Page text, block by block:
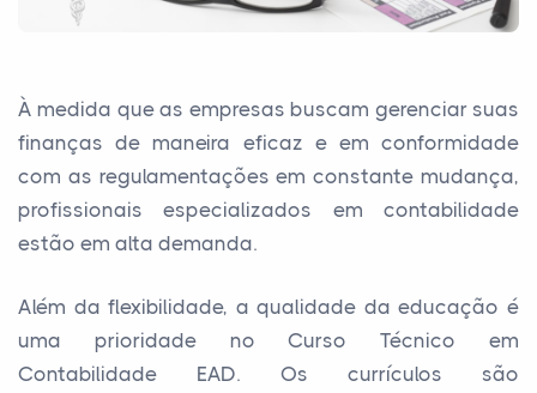
À medida que as empresas buscam gerenciar suas
finanças de maneira eficaz e em conformidade
com as regulamentações em constante mudança,
profissionais especializados em contabilidade
estão em alta demanda.
Além da flexibilidade, a qualidade da educação é
uma prioridade no Curso Técnico em
Contabilidade EAD. Os currículos são